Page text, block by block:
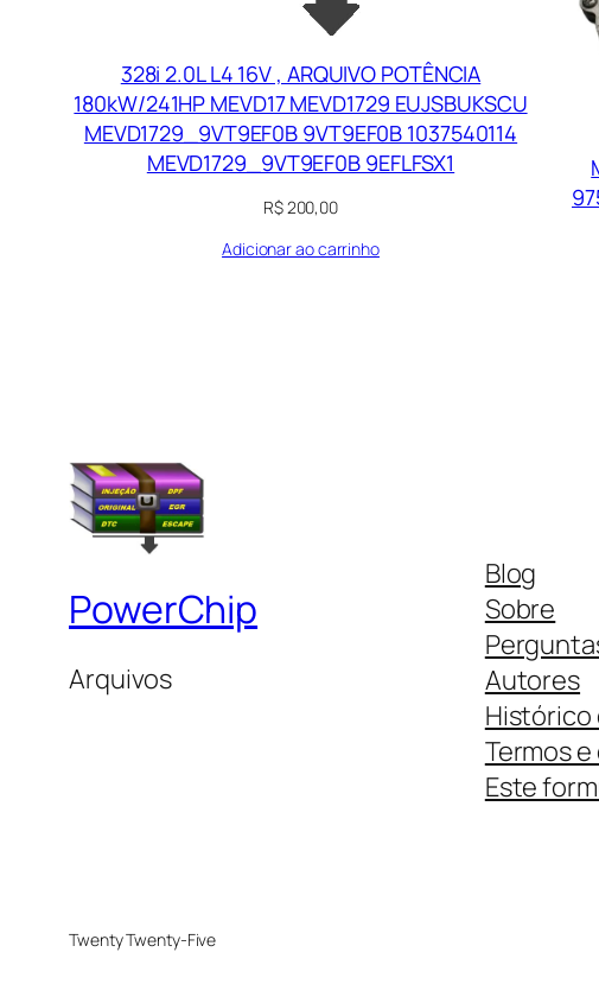
328i 2.0L L4 16V , ARQUIVO POTÊNCIA
180kW/241HP MEVD17 MEVD1729 EUJSBUKSCU
MEVD1729_9VT9EF0B 9VT9EF0B 1037540114
MEVD1729_9VT9EF0B 9EFLFSX1
R$200,00
Adicionar ao carrinho
PowerChip
Arquivos
Blog
Sobre
Autores
Histórico
Termos
Este
Twenty Twenty-Five